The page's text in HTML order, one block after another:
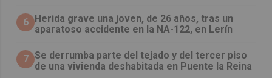
6 Herida grave una joven, de 26 años, tras un
aparatoso accidente en la NA-122, en Lerín
7 Se derrumba parte del tejado y del tercer piso
de una vivienda deshabitada en Puente la Reina